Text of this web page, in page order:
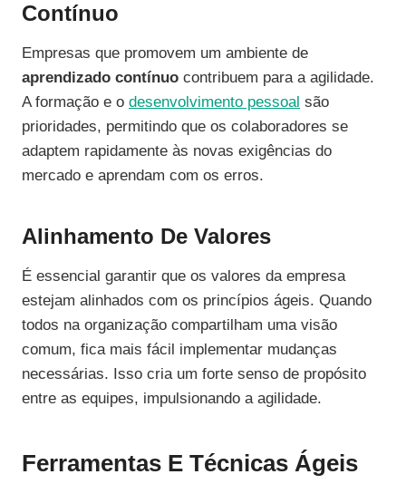
Contínuo
Empresas que promovem um ambiente de
aprendizado contínuo contribuem para a agilidade.
A formação e o desenvolvimento pessoal são
prioridades, permitindo que os colaboradores se
adaptem rapidamente às novas exigências do
mercado e aprendam com os erros.
Alinhamento De Valores
É essencial garantir que os valores da empresa
estejam alinhados com os princípios ágeis. Quando
todos na organização compartilham uma visão
comum, fica mais fácil implementar mudanças
necessárias. Isso cria um forte senso de propósito
entre as equipes, impulsionando a agilidade.
Ferramentas E Técnicas Ágeis